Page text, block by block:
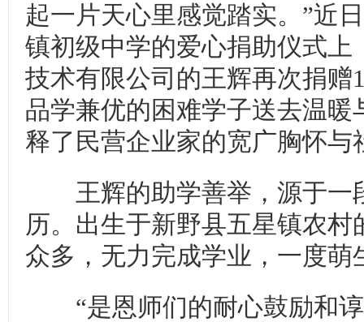
起一片天心里感觉踏实。”近
镇初级中学的爱心捐助仪式上
技术有限公司的王辉再次捐赠
品学兼优的困难学子送去温
释了民营企业家的宽广胸怀与
王辉的助学善举，源于一
历。出生于新野县五星镇农
众多，无力完成学业，一度萌
“是恩师们的耐心鼓励和谆